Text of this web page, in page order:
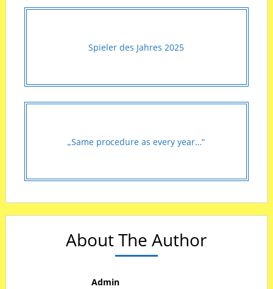
Spieler des Jahres 2025
„Same procedure as every year…“
About The Author
Admin